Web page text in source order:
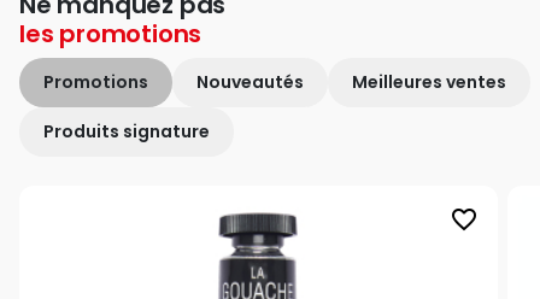
les promotions
Promotions Nouveautés Meilleures ventes
Produits signature
favorite_border